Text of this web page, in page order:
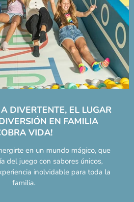
DIVERTENTE, EL LUGAR
EN FAMILIA
VIDA!
en un mundo mágico, que
del juego con sabores únicos,
inolvidable para toda la
familia.